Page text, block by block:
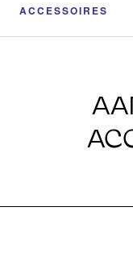
ACCESSOIRES